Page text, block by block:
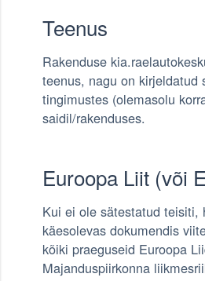
Teenus
Rakenduse
teenus, nagu on kirjeldatud
tingimustes (olemasolu
saidil/rakenduses.
Euroopa Liit (või
Kui ei ole sätestatud teisiti,
käesolevas dokumendis
kõiki praeguseid Euroopa
Majanduspiirkonna